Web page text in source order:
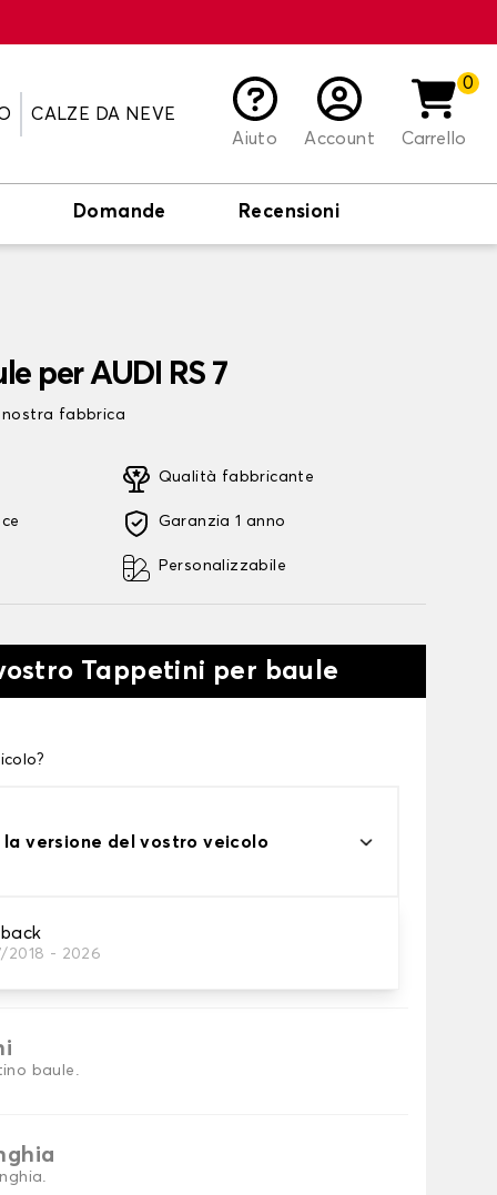
CALZE DA NEVE
Aiuto
Account
0
Carrello
Domande Recensioni
per AUDI RS 7
fabbrica
Qualità fabbricante
Garanzia 1 anno
Personalizzabile
Tappetini per baule
versione del vostro veicolo
2018 - 2026
baule.